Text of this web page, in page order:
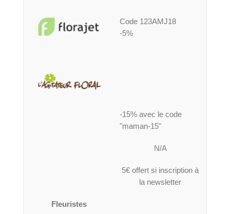
Code 123AMJ18
-5%
-15% avec le code
"maman-15"
N/A
5€ offert si inscription à
la newsletter
Fleuristes